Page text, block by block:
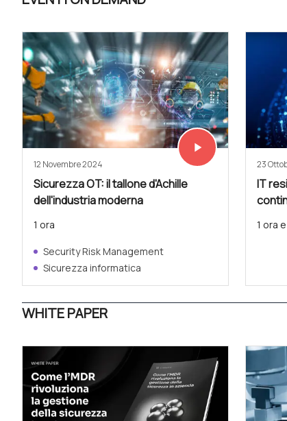
Vedi subito
play_arrow
12 Novembre 2024
Sicurezza OT: il tallone d'Achille
dell'industria moderna
1 ora
Security Risk Management
Sicurezza informatica
23
IT
1 ora
WHITE PAPER